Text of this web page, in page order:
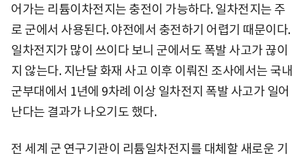
어가는 리튬이차전지는 충전이 가능하다. 일차전지는 주
로 군에서 사용된다. 야전에서 충전하기 어렵기 때문이다.
일차전지가 많이 쓰이다 보니 군에서도 폭발 사고가 끊이
지 않는다. 지난달 화재 사고 이후 이뤄진 조사에서는 국내
군부대에서 1년에 9차례 이상 일차전지 폭발 사고가 일어
난다는 결과가 나오기도 했다.
전 세계 군 연구기관이 리튬일차전지를 대체할 새로운 기